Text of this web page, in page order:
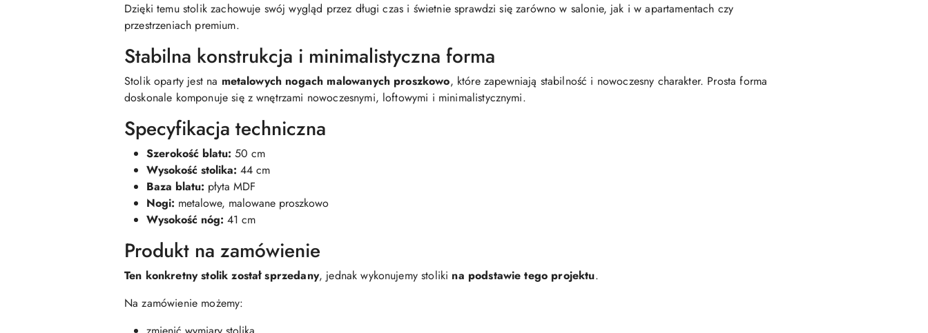
Dzięki temu stolik zachowuje swój wygląd przez długi czas i świetnie sprawdzi się zarówno w salonie, jak i w apartamentach czy
przestrzeniach premium.
Stabilna konstrukcja i minimalistyczna forma
Stolik oparty jest na metalowych nogach malowanych proszkowo, które zapewniają stabilność i nowoczesny charakter. Prosta forma
doskonale komponuje się z wnętrzami nowoczesnymi, loftowymi i minimalistycznymi.
Specyfikacja techniczna
Szerokość blatu: 50 cm
Wysokość stolika: 44 cm
Baza blatu: płyta MDF
Nogi: metalowe, malowane proszkowo
Wysokość nóg: 41 cm
Produkt na zamówienie
Ten konkretny stolik został sprzedany, jednak wykonujemy stoliki na podstawie tego projektu.
Na zamówienie możemy: